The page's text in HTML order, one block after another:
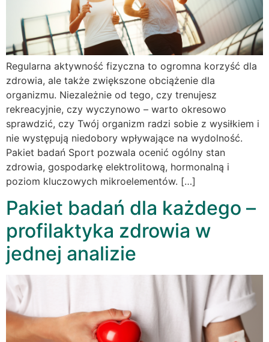
Regularna aktywność fizyczna to ogromna korzyść dla
zdrowia, ale także zwiększone obciążenie dla
organizmu. Niezależnie od tego, czy trenujesz
rekreacyjnie, czy wyczynowo – warto okresowo
sprawdzić, czy Twój organizm radzi sobie z wysiłkiem i
nie występują niedobory wpływające na wydolność.
Pakiet badań Sport pozwala ocenić ogólny stan
zdrowia, gospodarkę elektrolitową, hormonalną i
poziom kluczowych mikroelementów. […]
Pakiet badań dla każdego –
profilaktyka zdrowia w
jednej analizie